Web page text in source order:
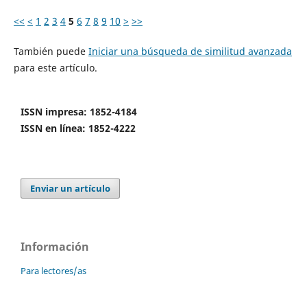
<< < 1 2 3 4 5 6 7 8 9 10 > >>
También puede Iniciar una búsqueda de similitud avanzada
para este artículo.
ISSN impresa: 1852-4184
ISSN en línea: 1852-4222
Enviar un artículo
Información
Para lectores/as